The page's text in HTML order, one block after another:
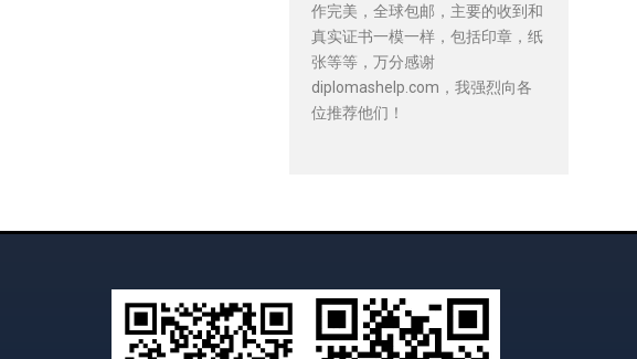
作完美，全球包邮，主要的收到和
真实证书一模一样，包括印章，纸
张等等，万分感谢
diplomashelp.com，我强烈向各
位推荐他们！